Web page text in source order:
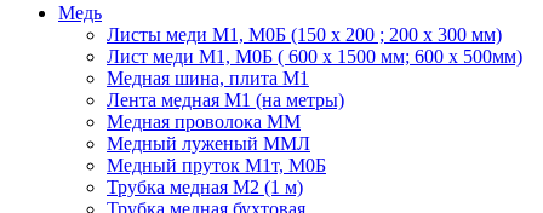
Медь
Листы меди М1, М0Б (150 х 200 ; 200 х 300 мм)
Лист меди М1, М0Б ( 600 х 1500 мм; 600 х 500мм)
Медная шина, плита М1
Лента медная М1 (на метры)
Медная проволока ММ
Медный луженый ММЛ
Медный пруток М1т, М0Б
Трубка медная М2 (1 м)
Трубка медная бухтовая